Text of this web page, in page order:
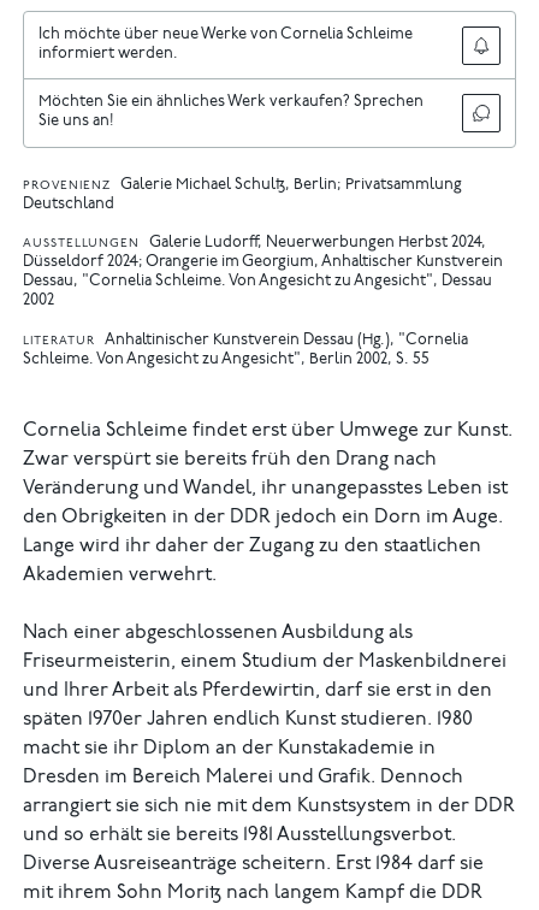
Ich möchte über neue Werke von Cornelia Schleime
informiert werden.
Möchten Sie ein ähnliches Werk verkaufen? Sprechen
Sie uns an!
PROVENIENZ
Galerie Michael Schultz, Berlin; Privatsammlung
Deutschland
AUSSTELLUNGEN
Galerie Ludorff, Neuerwerbungen Herbst 2024,
Düsseldorf 2024 Orangerie im Georgium, Anhaltischer Kunstverein
Dessau, "Cornelia Schleime. Von Angesicht zu Angesicht", Dessau
2002
LITERATUR
Anhaltinischer Kunstverein Dessau (Hg.), "Cornelia
Schleime. Von Angesicht zu Angesicht", Berlin 2002, S. 55
Cornelia Schleime findet erst über Umwege zur Kunst.
Zwar verspürt sie bereits früh den Drang nach
Veränderung und Wandel, ihr unangepasstes Leben ist
den Obrigkeiten in der DDR jedoch ein Dorn im Auge.
Lange wird ihr daher der Zugang zu den staatlichen
Akademien verwehrt.
Nach einer abgeschlossenen Ausbildung als
Friseurmeisterin, einem Studium der Maskenbildnerei
und Ihrer Arbeit als Pferdewirtin, darf sie erst in den
späten 1970er Jahren endlich Kunst studieren. 1980
macht sie ihr Diplom an der Kunstakademie in
Dresden im Bereich Malerei und Grafik. Dennoch
arrangiert sie sich nie mit dem Kunstsystem in der DDR
und so erhält sie bereits 1981 Ausstellungsverbot.
Diverse Ausreiseanträge scheitern. Erst 1984 darf sie
mit ihrem Sohn Moritz nach langem Kampf die DDR